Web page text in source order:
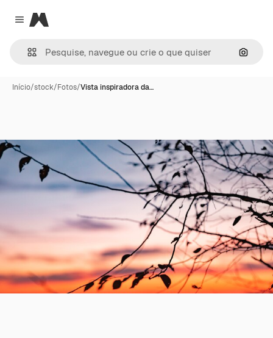
Close menu
Magnific
Início/stock/Fotos/Vista inspiradora da…